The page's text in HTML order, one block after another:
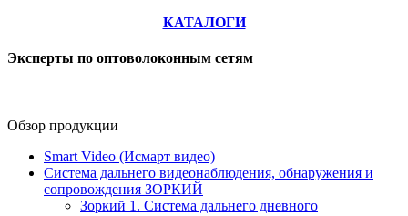
КАТАЛОГИ
Эксперты по оптоволоконным сетям
Обзор продукции
Smart Video (Исмарт видео)
Система дальнего видеонаблюдения, обнаружения и
сопровождения ЗОРКИЙ
Зоркий 1. Система дальнего дневного